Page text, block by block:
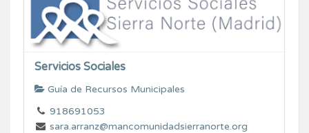
Servicios Sociales
Guía de Recursos Municipales
918691053
sara.arranz@mancomunidadsierranorte.org